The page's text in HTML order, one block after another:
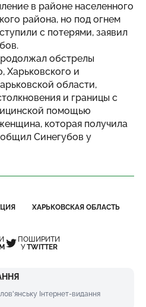
в районе населенного
района, но под огнем
с потерями, заявил
обстрелы
Харьковского и
области,
и границы с
помощью
которая получила
Синегубов у
ХАРЬКОВСКАЯ ОБЛАСТЬ
ПОШИРИТИ
УTWITTER
Інтернет-видання